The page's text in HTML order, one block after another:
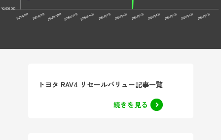
トヨタ RAV4 リセールバリュー記事一覧
続きを見る